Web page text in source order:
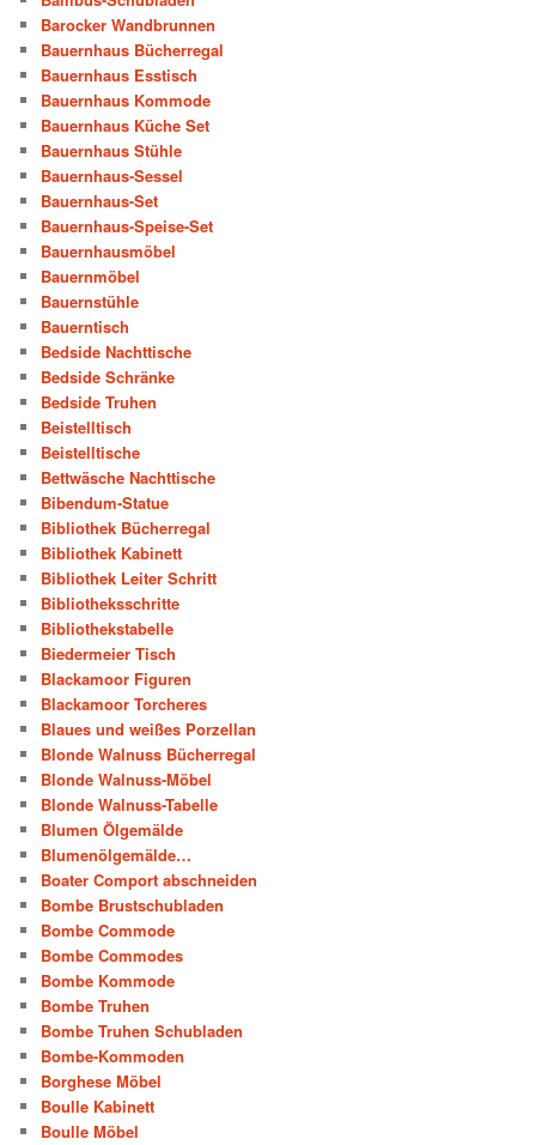
Barocker Wandbrunnen
Bauernhaus Bücherregal
Bauernhaus Esstisch
Bauernhaus Kommode
Bauernhaus Küche Set
Bauernhaus Stühle
Bauernhaus-Sessel
Bauernhaus-Set
Bauernhaus-Speise-Set
Bauernhausmöbel
Bauernmöbel
Bauernstühle
Bauerntisch
Bedside Nachttische
Bedside Schränke
Bedside Truhen
Beistelltisch
Beistelltische
Bettwäsche Nachttische
Bibendum-Statue
Bibliothek Bücherregal
Bibliothek Kabinett
Bibliothek Leiter Schritt
Bibliotheksschritte
Bibliothekstabelle
Biedermeier Tisch
Blackamoor Figuren
Blackamoor Torcheres
Blaues und weißes Porzellan
Blonde Walnuss Bücherregal
Blonde Walnuss-Möbel
Blonde Walnuss-Tabelle
Blumen Ölgemälde
Blumenölgemälde…
Boater Comport abschneiden
Bombe Brustschubladen
Bombe Commode
Bombe Commodes
Bombe Kommode
Bombe Truhen
Bombe Truhen Schubladen
Bombe-Kommoden
Borghese Möbel
Boulle Kabinett
Boulle Möbel